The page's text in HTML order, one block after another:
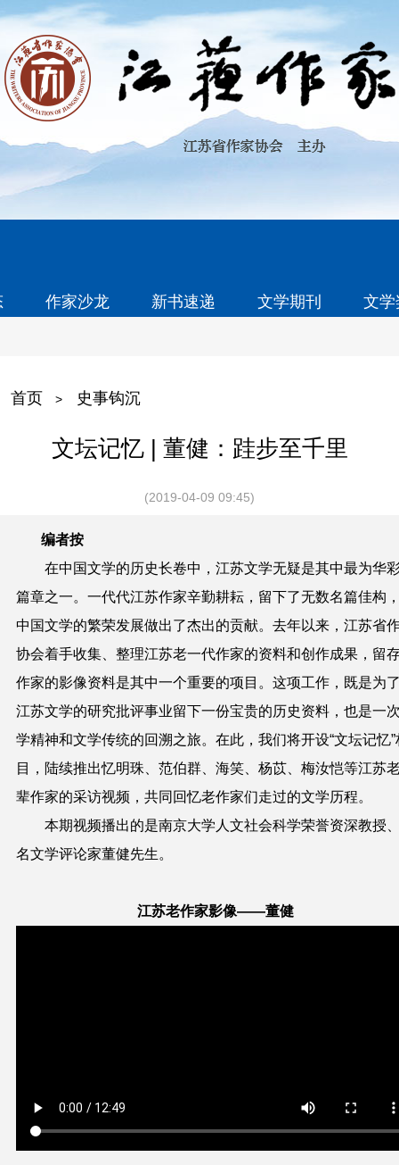
作家沙龙 新书速递 文学期刊 文
首页 > 史事钩沉
文坛记忆 | 董健：跬步至千里
(2019-04-09 09:45)
编者按
在中国文学的历史长卷中，江苏文学无疑是其中最为华
篇章之一。一代代江苏作家辛勤耕耘，留下了无数名篇佳构
中国文学的繁荣发展做出了杰出的贡献。去年以来，江苏省
协会着手收集、整理江苏老一代作家的资料和创作成果，留
作家的影像资料是其中一个重要的项目。这项工作，既是为
江苏文学的研究批评事业留下一份宝贵的历史资料，也是一
学精神和文学传统的回溯之旅。在此，我们将开设“文坛记忆”
目，陆续推出忆明珠、范伯群、海笑、杨苡、梅汝恺等江苏
辈作家的采访视频，共同回忆老作家们走过的文学历程。
本期视频播出的是南京大学人文社会科学荣誉资深教授
名文学评论家董健先生。
江苏老作家影像——董健